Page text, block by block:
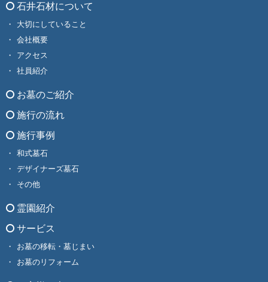
石井石材について
大切にしていること
会社概要
アクセス
社員紹介
お墓のご紹介
施行の流れ
施行事例
和式墓石
デザイナーズ墓石
その他
霊園紹介
サービス
お墓の移転・墓じまい
お墓のリフォーム